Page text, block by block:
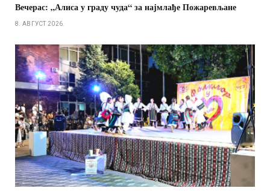
Вечерас: „Алиса у граду чуда“ за најмлађе Пожаревљане
8. АВГУСТ 2026.